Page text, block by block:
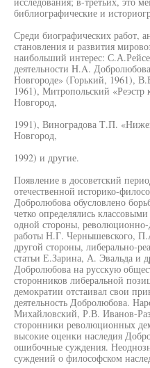
библиографические и
Среди биографических работ,
становления и развития
наибольший интерес:
деятельности H.A.
Новгороде» (Горький, 1961),
1961), Митропольский
Новгород,
1991), Виноградова Т.П.
Новгород,
1992) и другие.
Появление в досоветский
отечественной историко-
Добролюбова обусловлено
четко определялись
одной стороны, революционно-
работы Н.Г. Чернышевского,
другой стороны, либерально-
статьи Е.Зарина, А. Эвальда и
Добролюбова на русскую
сторонников либеральной
демократии отстаивал свои
деятельность Добролюбова.
Михайловский, Р.В. Иванов-
сторонники революционных
высокие оценки наследия
ошибочные суждения.
суждений о философском